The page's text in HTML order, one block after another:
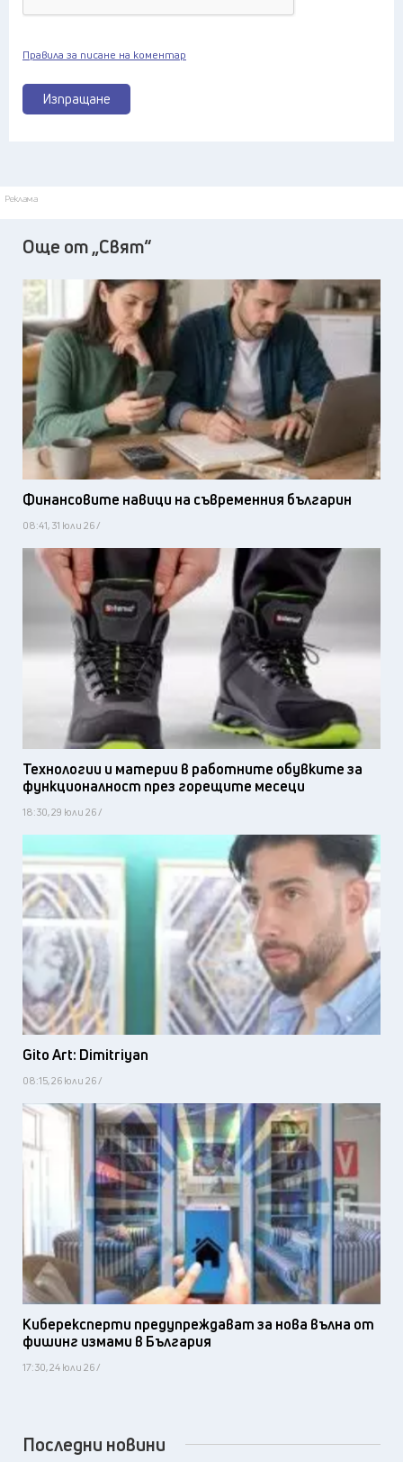
Изпращане
Правила за писане на коментар
Реклама
Още от „Свят“
Финансовите навици на съвременния българин
08:41, 31 юли 26 /
Технологии и материи в работните обувките за
функционалност през горещите месеци
18:30, 29 юли 26 /
Gito Art: Dimitriyan
08:15, 26 юли 26 /
Киберексперти предупреждават за нова вълна от
фишинг измами в България
17:30, 24 юли 26 /
Последни новини